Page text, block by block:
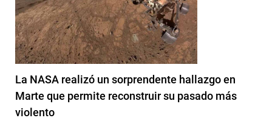
La NASA realizó un sorprendente hallazgo en
Marte que permite reconstruir su pasado más
violento